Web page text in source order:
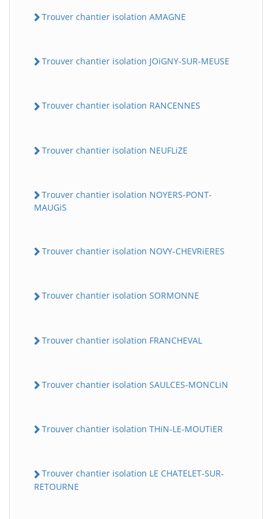
Trouver chantier isolation AMAGNE
Trouver chantier isolation JOiGNY-SUR-MEUSE
Trouver chantier isolation RANCENNES
Trouver chantier isolation NEUFLiZE
Trouver chantier isolation NOYERS-PONT-
MAUGiS
Trouver chantier isolation NOVY-CHEVRiERES
Trouver chantier isolation SORMONNE
Trouver chantier isolation FRANCHEVAL
Trouver chantier isolation SAULCES-MONCLiN
Trouver chantier isolation THiN-LE-MOUTiER
Trouver chantier isolation LE CHATELET-SUR-
RETOURNE